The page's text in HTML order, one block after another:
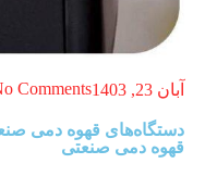
آبان 23, 1403 Comments
قهوه دمی صنعتی